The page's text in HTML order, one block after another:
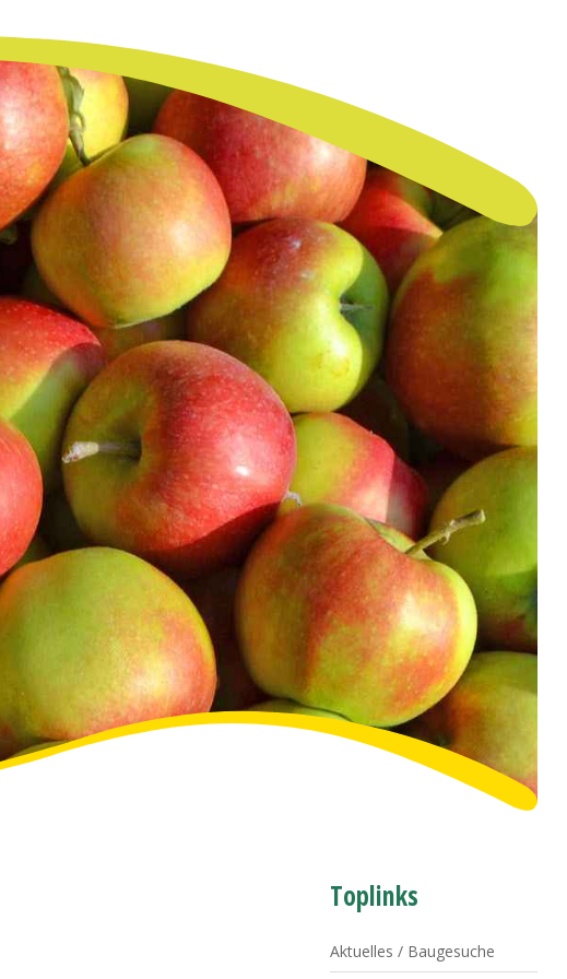
Toplinks
Aktuelles / Baugesuche